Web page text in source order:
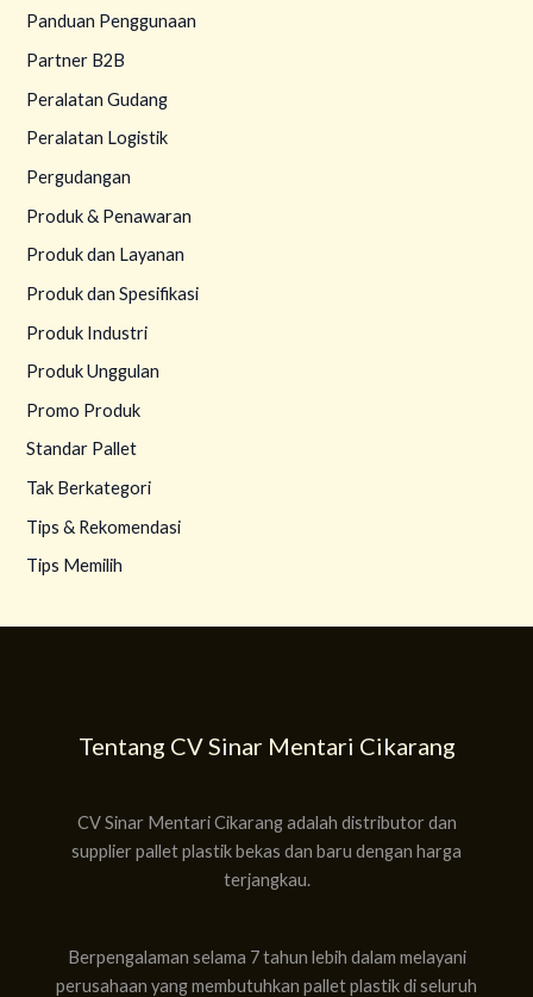
Panduan Penggunaan
Partner B2B
Peralatan Gudang
Peralatan Logistik
Pergudangan
Produk & Penawaran
Produk dan Layanan
Produk dan Spesifikasi
Produk Industri
Produk Unggulan
Promo Produk
Standar Pallet
Tak Berkategori
Tips & Rekomendasi
Tips Memilih
Tentang CV Sinar Mentari Cikarang
CV Sinar Mentari Cikarang adalah distributor dan
supplier pallet plastik bekas dan baru dengan harga
terjangkau.
Berpengalaman selama 7 tahun lebih dalam melayani
perusahaan yang membutuhkan pallet plastik di seluruh